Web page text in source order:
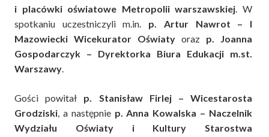
i placówki oświatowe Metropolii warszawskiej . W
spotkaniu uczestniczyli m.in. p.
Artur Nawrot – I
Mazowiecki Wicekurator Oświaty oraz p.
Joanna
Gospodarczyk – Dyrektorka Biura Edukacji m.st.
Warszawy
Gości powitał p.
Stanisław Firlej – Wicestarosta
Grodziski , a następnie p. Anna Kowalska – Naczelnik
Wydziału Oświaty i Kultury Starostwa